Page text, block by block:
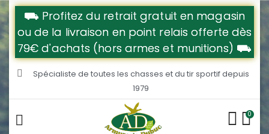
⛟ Profitez du retrait gratuit en magasin
ou de la livraison en point relais offerte dès
79€ d'achats (hors armes et munitions) ⛟
Spécialiste de toutes les chasses et du tir sportif depuis
1979
0